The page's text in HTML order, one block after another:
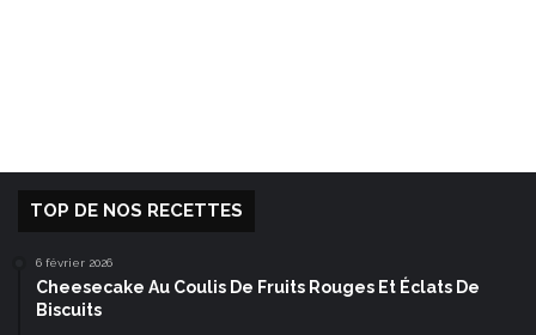
TOP DE NOS RECETTES
6 février 2026
Cheesecake Au Coulis De Fruits Rouges Et Éclats De
Biscuits